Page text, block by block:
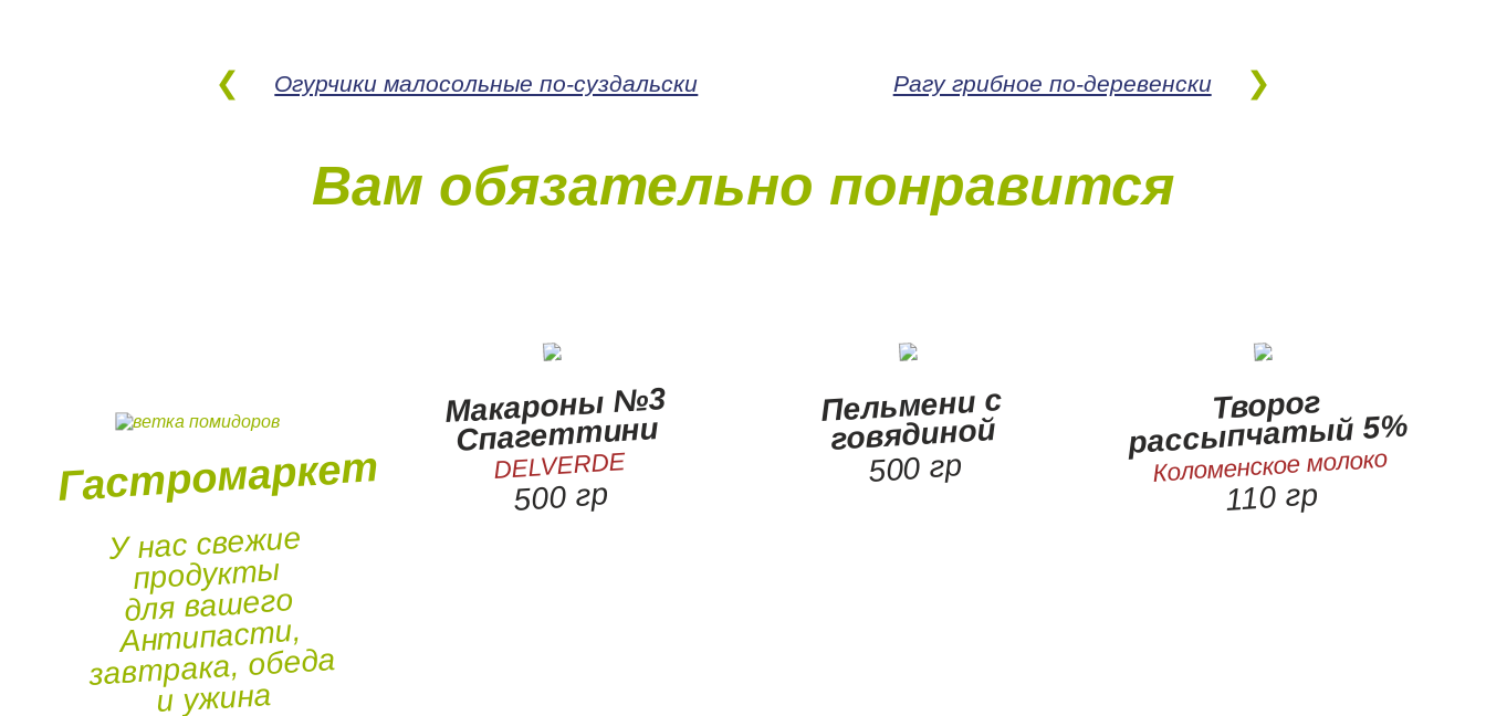
Огурчики малосольные по-суздальски Рагу грибное по-деревенски
Вам обязательно понравится
Гастромаркет
У нас свежие
продукты
для вашего
Антипасти,
завтрака, обеда
и ужина
Макароны №3
Спагеттини
DELVERDE
500 гр
Пельмени с
говядиной
500 гр
Творог
рассыпчатый 5%
Коломенское молоко
110 гр